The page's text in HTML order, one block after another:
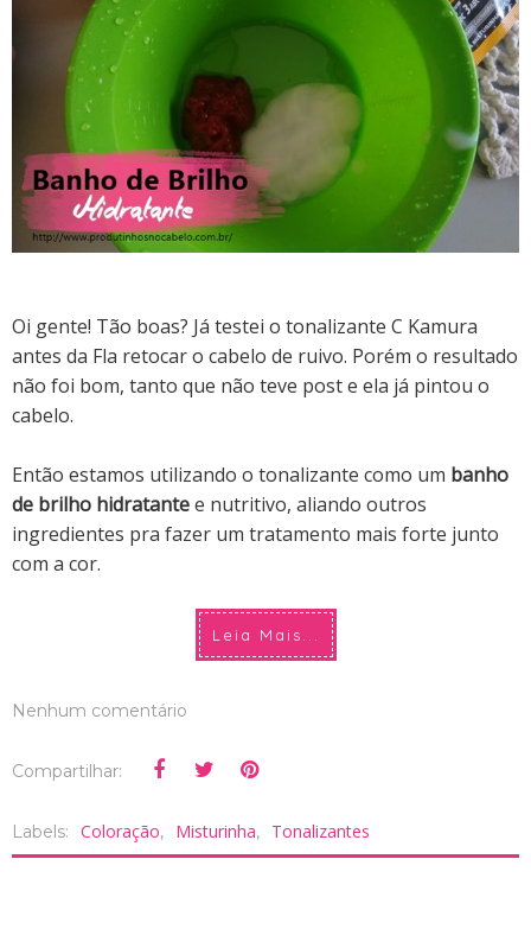
Oi gente! Tão boas? Já testei o tonalizante C Kamura
antes da Fla retocar o cabelo de ruivo. Porém o resultado
não foi bom, tanto que não teve post e ela já pintou o
cabelo.
Então estamos utilizando o tonalizante como um banho
de brilho hidratantee nutritivo, aliando outros
ingredientes pra fazer um tratamento mais forte junto
com a cor.
Leia Mais...
Nenhum comentário
Compartilhar:
Labels: Coloração, Misturinha, Tonalizantes